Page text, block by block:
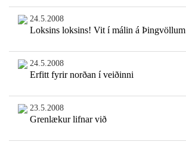
24.5.2008
Loksins loksins! Vit í málin á Þingvöllum
24.5.2008
Erfitt fyrir norðan í veiðinni
23.5.2008
Grenlækur lifnar við